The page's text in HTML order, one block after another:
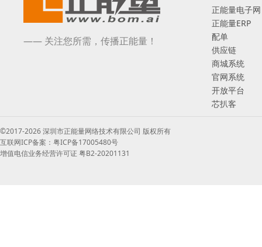
—— 关注您所需，传播正能量！
正能量电子网
正能量ERP
配单
供应链
商城系统
官网系统
开放平台
芯扒客
©2017-2026 深圳市正能量网络技术有限公司 版权所有
互联网ICP备案：粤ICP备17005480号
增值电信业务经营许可证 粤B2-20201131